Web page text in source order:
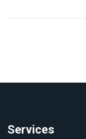
Services